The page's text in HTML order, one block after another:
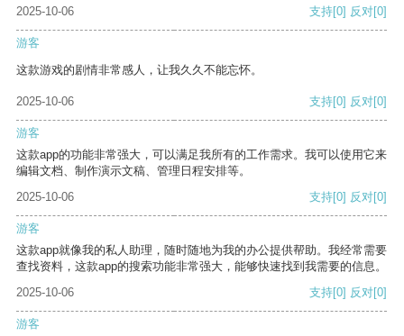
2025-10-06
支持[0] 反对[0]
游客
这款游戏的剧情非常感人，让我久久不能忘怀。
2025-10-06 支持[0] 反对[0]
游客
这款app的功能非常强大，可以满足我所有的工作需求。我可以使用它来
编辑文档、制作演示文稿、管理日程安排等。
2025-10-06
支持[0] 反对[0]
游客
这款app就像我的私人助理，随时随地为我的办公提供帮助。我经常需要
查找资料，这款app的搜索功能非常强大，能够快速找到我需要的信息。
2025-10-06
支持[0] 反对[0]
游客